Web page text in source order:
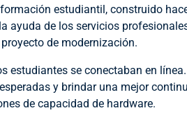
estudiantil, construido
de los servicios
de modernización.
estudiantes se conectaban en
y brindar una mejor
de capacidad de hardware.